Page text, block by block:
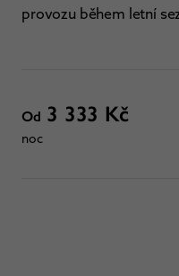
provozu během letní
Od 3 333 Kč
noc